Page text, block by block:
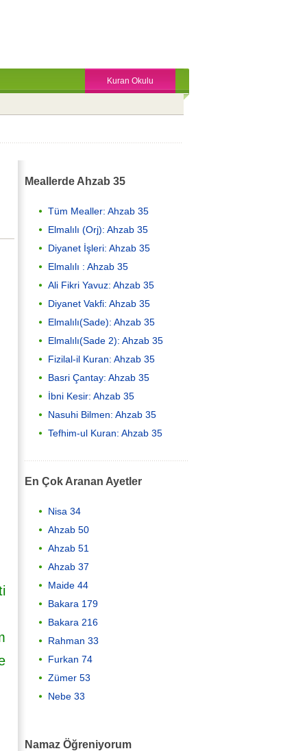
Kuran Okulu
Meallerde Ahzab 35
Tüm Mealler: Ahzab 35
Elmalılı (Orj): Ahzab 35
Diyanet İşleri: Ahzab 35
Elmalılı : Ahzab 35
Ali Fikri Yavuz: Ahzab 35
Diyanet Vakfi: Ahzab 35
Elmalılı(Sade): Ahzab 35
Elmalılı(Sade 2): Ahzab 35
Fizilal-il Kuran: Ahzab 35
Basri Çantay: Ahzab 35
İbni Kesir: Ahzab 35
Nasuhi Bilmen: Ahzab 35
Tefhim-ul Kuran: Ahzab 35
En Çok Aranan Ayetler
Nisa 34
Ahzab 50
Ahzab 51
Ahzab 37
Maide 44
Bakara 179
Bakara 216
Rahman 33
Furkan 74
Zümer 53
Nebe 33
Namaz Öğreniyorum